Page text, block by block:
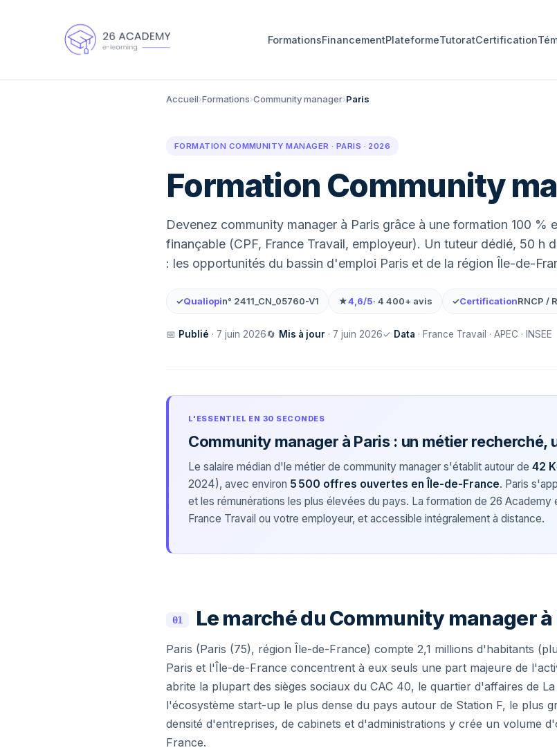
FormationsFinancementPlateformeTutoratCertification
Accueil›Formations›Community manager›Paris
FORMATION COMMUNITY MANAGER · PARIS · 2026
Formation Community
Devenez community manager à Paris grâce à une formation 100 %
finançable (CPF, France Travail, employeur). Un tuteur dédié, 50 h
: les opportunités du bassin d'emploi Paris et de la région Île-de-
✓Qualiopin° 2411_CN_05760-V1 ★4,6/5· 4 400+ avis ✓CertificationRNCP /
📅 Publié · 7 juin 2026🔄 Mis à jour · 7 juin 2026✓ Data · France Travail · APEC · INSEE
L'ESSENTIEL EN 30 SECONDES
Community manager à Paris : un métier
Le salaire médian d'le métier de community manager s'établit autour de 42
2024), avec environ 5 500 offres ouvertes en Île-de-France. Paris
et les rémunérations les plus élevées du pays. La formation de 26 Academy
France Travail ou votre employeur, et accessible intégralement à distance.
01 Le marché du Community manager à
Paris (Paris (75), région Île-de-France) compte 2,1 millions d'habitants
Paris et l'Île-de-France concentrent à eux seuls une part majeure de
abrite la plupart des sièges sociaux du CAC 40, le quartier d'affaires de
l'écosystème start-up le plus dense du pays autour de Station F, le plus
densité d'entreprises, de cabinets et d'administrations y crée un volume
France.